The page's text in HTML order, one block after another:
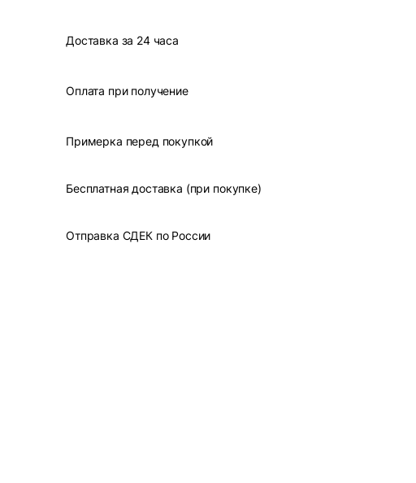
Доставка за 24 часа
Оплата при получение
Примерка перед покупкой
Бесплатная доставка (при покупке)
Отправка СДЕК по России